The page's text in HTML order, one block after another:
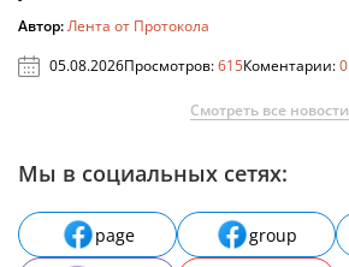
Автор:Лента от Протокола
05.08.2026Просмотров:615Коментарии:0
Смотреть все новости
Мы в социальных сетях:
page group